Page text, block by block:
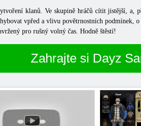
klanů. Ve skupině hráčů cítit jistější, a,
vpřed a vlivu povětrnostních podmínek,
pro rušný volný čas. Hodně štěstí!
Zahrajte si Dayz